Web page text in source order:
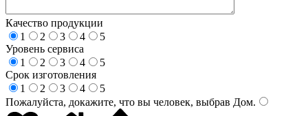
Качество продукции
1
2 3 4
5
Уровень сервиса
1
2 3 4
5
Срок изготовления
1
2 3 4
5
Пожалуйста, докажите, что вы человек, выбрав Дом.